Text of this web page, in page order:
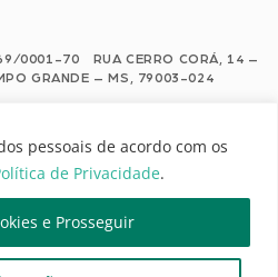
pessoais de acordo com os
de Privacidade.
e Prosseguir
0001-70 RUA CERRO CORÁ, 14 –
GRANDE – MS, 79003-024
de acordo com os nossos Termos de
de Privacidade.
de Cookies
OS DIREITOS RESERVADOS